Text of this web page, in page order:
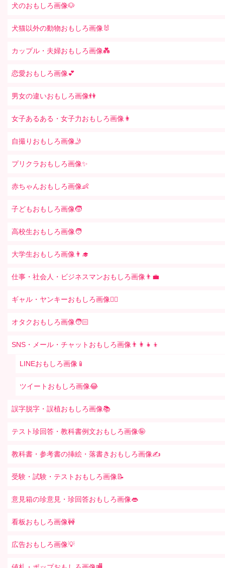
犬のおもしろ画像🐶
犬猫以外の動物おもしろ画像🐰
カップル・夫婦おもしろ画像💑
恋愛おもしろ画像💕
男女の違いおもしろ画像👫
女子あるある・女子力おもしろ画像👩
自撮りおもしろ画像🤳
プリクラおもしろ画像✨
赤ちゃんおもしろ画像👶
子どもおもしろ画像🧒
高校生おもしろ画像🧑
大学生おもしろ画像👨‍🎓
仕事・社会人・ビジネスマンおもしろ画像👨‍💼
ギャル・ヤンキーおもしろ画像👱‍♀️
オタクおもしろ画像🧑🏻
SNS・メール・チャットおもしろ画像👨‍👩‍👧‍👦
LINEおもしろ画像📱
ツイートおもしろ画像😂
誤字脱字・誤植おもしろ画像📚
テスト珍回答・教科書例文おもしろ画像🤪
教科書・参考書の挿絵・落書きおもしろ画像✍️
受験・試験・テストおもしろ画像📝
意見箱の珍意見・珍回答おもしろ画像👄
看板おもしろ画像🚧
広告おもしろ画像💡